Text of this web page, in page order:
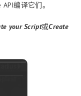
编译它们。
your Script或Create